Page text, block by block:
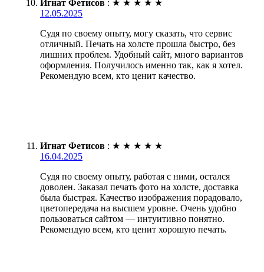
Игнат Фетисов : ★ ★ ★ ★ ★
12.05.2025
Судя по своему опыту, могу сказать, что сервис
отличный. Печать на холсте прошла быстро, без
лишних проблем. Удобный сайт, много вариантов
оформления. Получилось именно так, как я хотел.
Рекомендую всем, кто ценит качество.
Игнат Фетисов : ★ ★ ★ ★ ★
16.04.2025
Судя по своему опыту, работая с ними, остался
доволен. Заказал печать фото на холсте, доставка
была быстрая. Качество изображения порадовало,
цветопередача на высшем уровне. Очень удобно
пользоваться сайтом — интуитивно понятно.
Рекомендую всем, кто ценит хорошую печать.